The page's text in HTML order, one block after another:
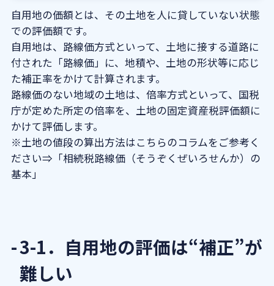
自用地の価額とは、その土地を人に貸していない状態
での評価額です。
自用地は、路線価方式といって、土地に接する道路に
付された「路線価」に、地積や、土地の形状等に応じ
た補正率をかけて計算されます。
路線価のない地域の土地は、倍率方式といって、国税
庁が定めた所定の倍率を、土地の固定資産税評価額に
かけて評価します。
※土地の値段の算出方法はこちらのコラムをご参考く
ださい⇒「相続税路線価（そうぞくぜいろせんか）の
基本」
3-1．自用地の評価は“補正”が
難しい